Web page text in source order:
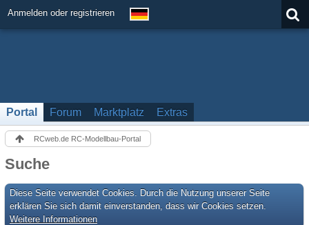
Anmelden oder registrieren
Portal Forum Marktplatz Extras
RCweb.de RC-Modellbau-Portal
Suche
Diese Seite verwendet Cookies. Durch die Nutzung unserer Seite
erklären Sie sich damit einverstanden, dass wir Cookies setzen.
Weitere Informationen